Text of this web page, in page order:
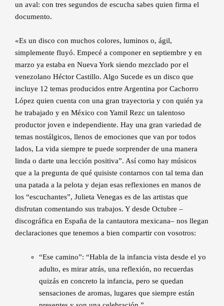
un aval: con tres segundos de escucha sabes quien firma el
documento.
«Es un disco con muchos colores, luminos o, ágil,
simplemente fluyó. Empecé a componer en septiembre y en
marzo ya estaba en Nueva York siendo mezclado por el
venezolano Héctor Castillo. Algo Sucede es un disco que
incluye 12 temas producidos entre Argentina por Cachorro
López quien cuenta con una gran trayectoria y con quién ya
he trabajado y en México con Yamil Rezc un talentoso
productor joven e independiente. Hay una gran variedad de
temas nostálgicos, llenos de emociones que van por todos
lados, La vida siempre te puede sorprender de una manera
linda o darte una lección positiva”. Así como hay músicos
que a la pregunta de qué quisiste contarnos con tal tema dan
una patada a la pelota y dejan esas reflexiones en manos de
los “escuchantes”, Julieta Venegas es de las artistas que
disfrutan comentando sus trabajos. Y desde Octubre –
discográfica en España de la cantautora mexicana– nos llegan
declaraciones que tenemos a bien compartir con vosotros:
“Ese camino”: “Habla de la infancia vista desde el yo
adulto, es mirar atrás, una reflexión, no recuerdas
quizás en concreto la infancia, pero se quedan
sensaciones de aromas, lugares que siempre están